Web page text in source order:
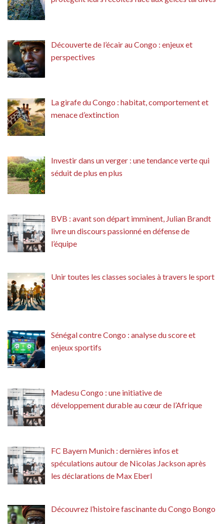
Découverte de l’écair au Congo : enjeux et
perspectives
La girafe du Congo : habitat, comportement et
menace d’extinction
Investir dans un verger : une tendance verte qui
séduit de plus en plus
BVB : avant son départ imminent, Julian Brandt
livre un discours passionné en défense de
l’équipe
Unir toutes les classes sociales à travers le sport
Sénégal contre Congo : analyse du score et
enjeux sportifs
Madesu Congo : une initiative de
développement durable au cœur de l’Afrique
FC Bayern Munich : dernières infos et
spéculations autour de Nicolas Jackson après
les déclarations de Max Eberl
Découvrez l’histoire fascinante du Congo Bongo